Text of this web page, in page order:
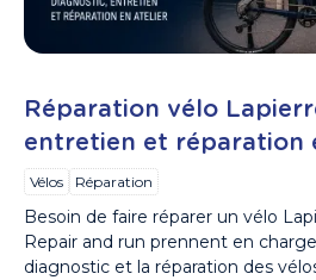
Réparation vélo
entretien et réparation
Vélos Réparation
Besoin de faire réparer un vélo
Repair and run prennent en
diagnostic et la réparation des